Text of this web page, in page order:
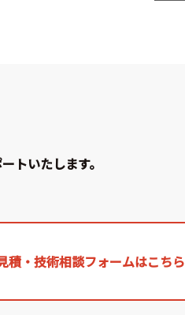
トいたします。
積・技術相談フォームはこちら